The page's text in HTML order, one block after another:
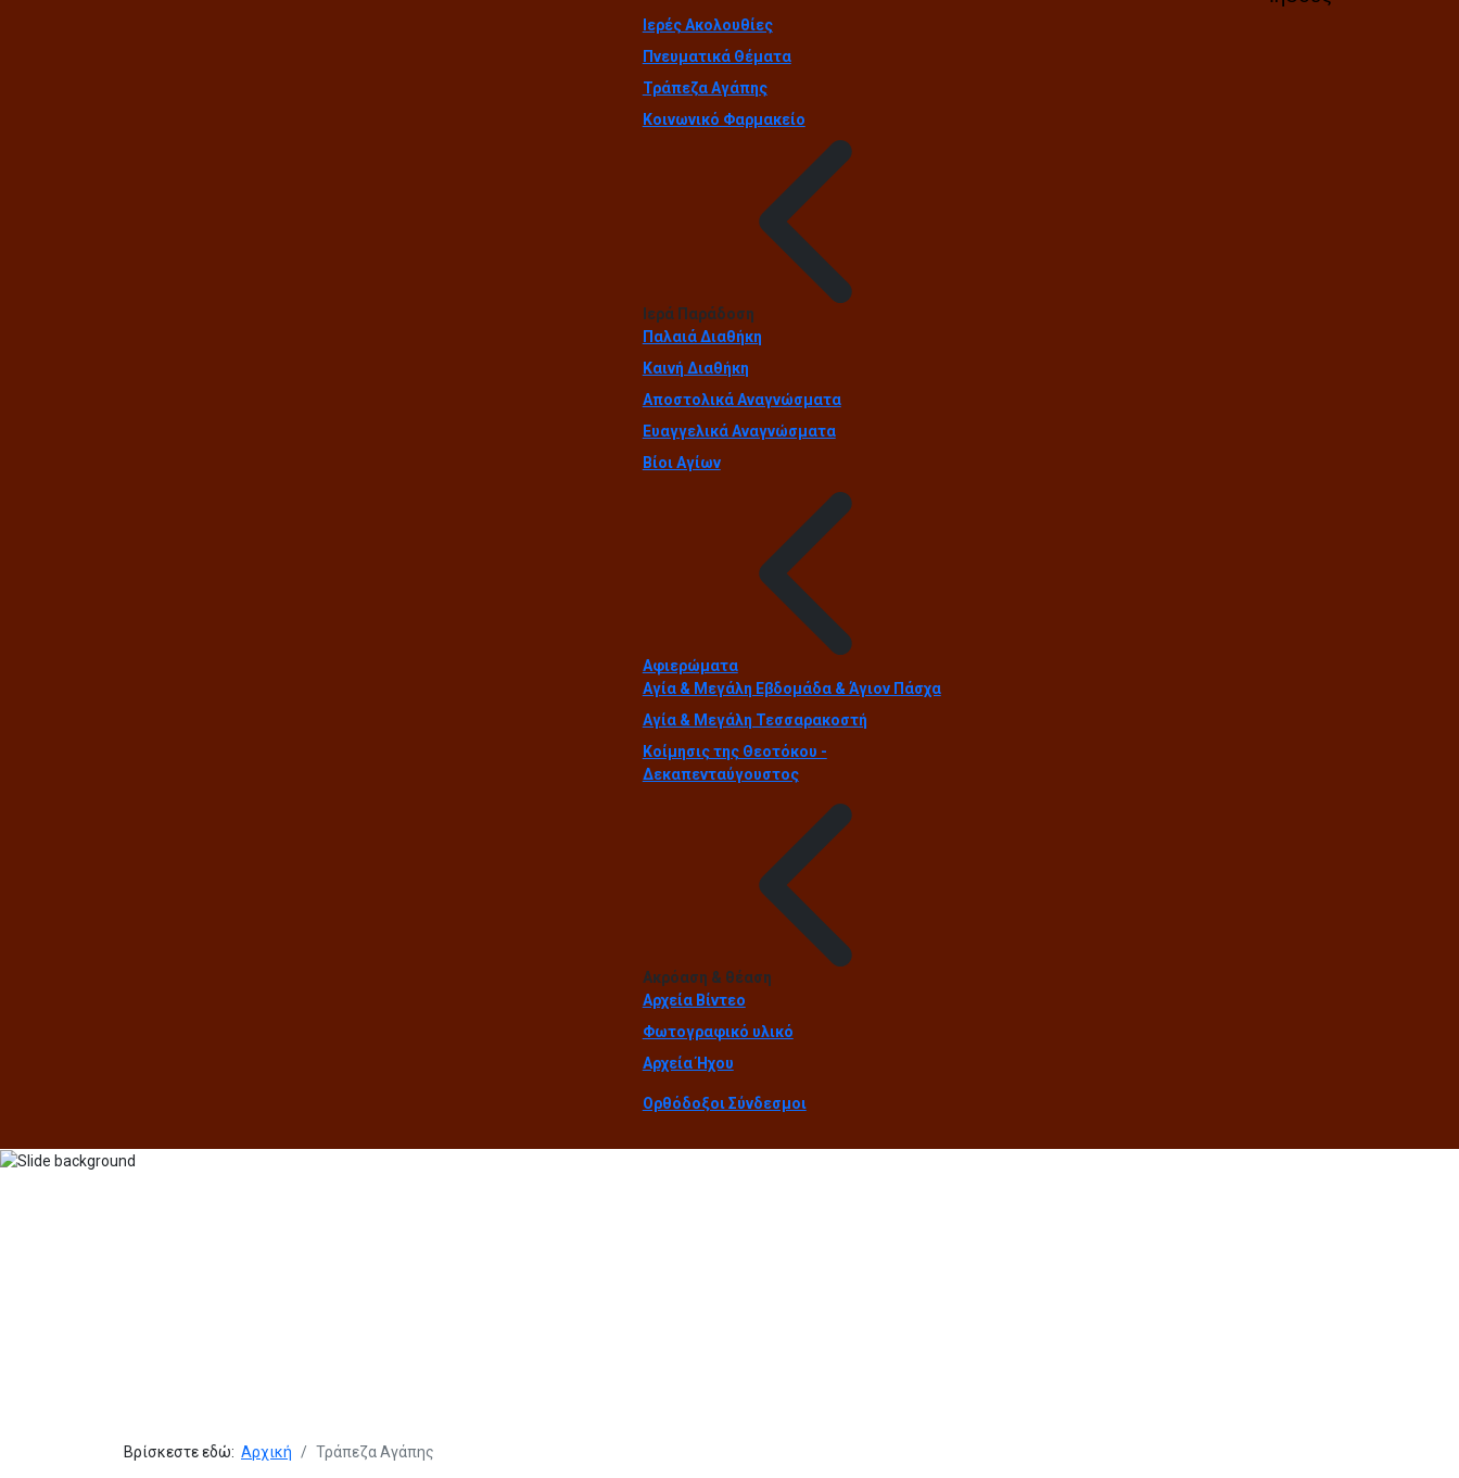
Ιερές Ακολουθίες
Πνευματικά Θέματα
Τράπεζα Αγάπης
Κοινωνικό Φαρμακείο
Ιερά Παράδοση
Παλαιά Διαθήκη
Καινή Διαθήκη
Αποστολικά Αναγνώσματα
Ευαγγελικά Αναγνώσματα
Βίοι Αγίων
Αφιερώματα
Αγία & Μεγάλη Εβδομάδα & Άγιον Πάσχα
Αγία & Μεγάλη Τεσσαρακοστή
Κοίμησις της Θεοτόκου -
Δεκαπενταύγουστος
Ακρόαση & θέαση
Αρχεία Βίντεο
Φωτογραφικό υλικό
Αρχεία Ήχου
Ορθόδοξοι Σύνδεσμοι
Βρίσκεστε εδώ: Αρχική Τράπεζα Αγάπης